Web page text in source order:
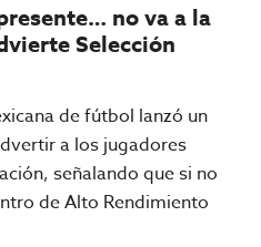
no va a la
Selección
de fútbol lanzó un
a los jugadores
señalando que si no
de Alto Rendimiento